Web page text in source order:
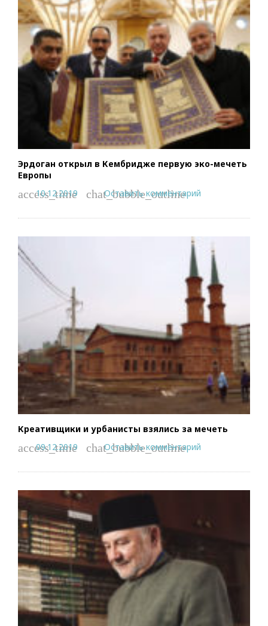
Эрдоган открыл в Кембридже первую эко-мечеть
Европы
access_time
10.12.2019 chat_bubble_outline
Оставить комментарий
Креативщики и урбанисты взялись за мечеть
access_time
09.12.2019 chat_bubble_outline
Оставить комментарий